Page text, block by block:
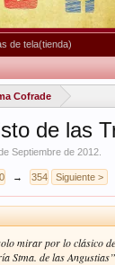
Cofrade
de las
Septiembre de 2012
→ 354 Siguiente >
mirar por lo clásico
Stma. de las
de tela(tienda)